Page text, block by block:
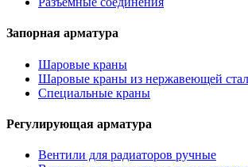
Запорная арматура
Шаровые краны
Шаровые краны из нержавеющей
Специальные краны
Регулирующая арматура
Вентили для радиаторов ручные